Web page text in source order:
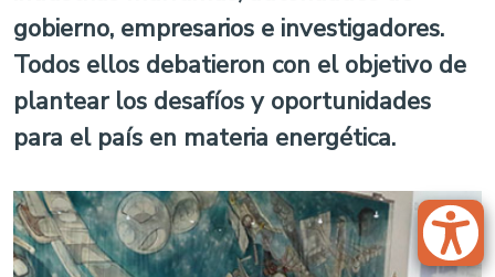
gobierno, empresarios e investigadores.
Todos ellos debatieron con el objetivo de
plantear los desafíos y oportunidades
para el país en materia energética.